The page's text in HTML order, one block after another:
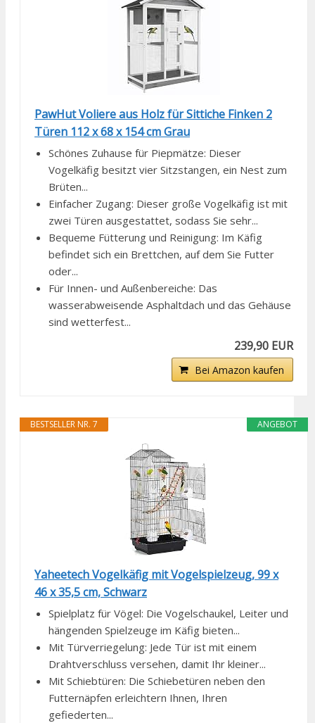
PawHut Voliere aus Holz für Sittiche Finken 2
Türen 112 x 68 x 154 cm Grau
Schönes Zuhause für Piepmätze: Dieser
Vogelkäfig besitzt vier Sitzstangen, ein Nest zum
Brüten...
Einfacher Zugang: Dieser große Vogelkäfig ist mit
zwei Türen ausgestattet, sodass Sie sehr...
Bequeme Fütterung und Reinigung: Im Käfig
befindet sich ein Brettchen, auf dem Sie Futter
oder...
Für Innen- und Außenbereiche: Das
wasserabweisende Asphaltdach und das Gehäuse
sind wetterfest...
239,90 EUR
Bei Amazon kaufen
ANGEBOT
BESTSELLER NR. 7
Yaheetech Vogelkäfig mit Vogelspielzeug, 99 x
46 x 35,5 cm, Schwarz
Spielplatz für Vögel: Die Vogelschaukel, Leiter und
hängenden Spielzeuge im Käfig bieten...
Mit Türverriegelung: Jede Tür ist mit einem
Drahtverschluss versehen, damit Ihr kleiner...
Mit Schiebtüren: Die Schiebetüren neben den
Futternäpfen erleichtern Ihnen, Ihren
gefiederten...